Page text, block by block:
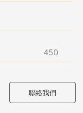
450
聯絡我們